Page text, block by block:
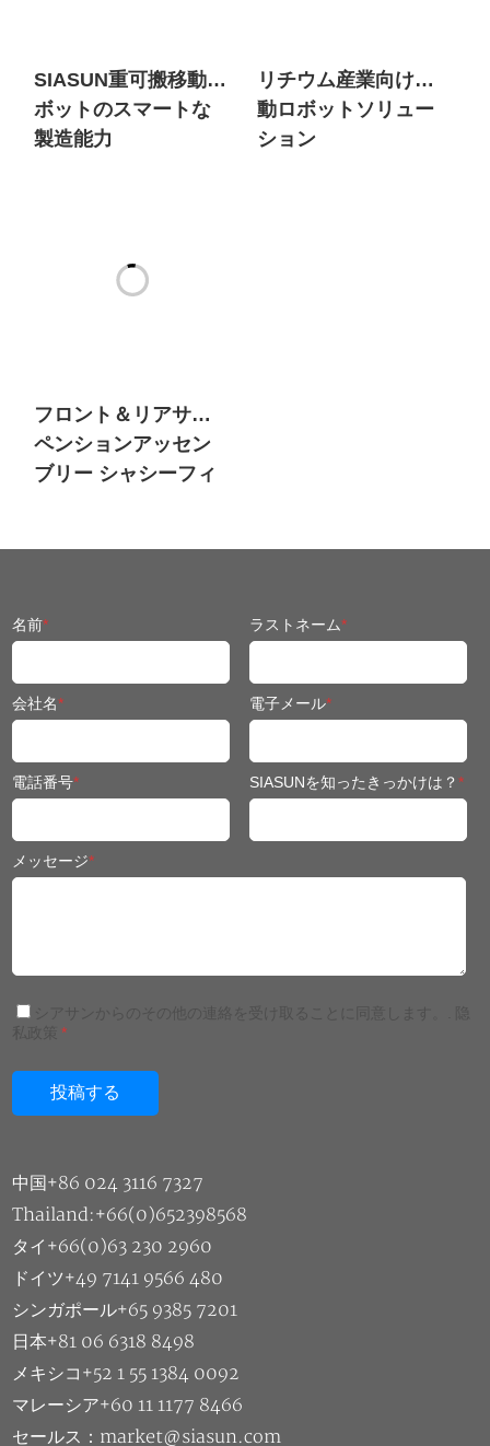
SIASUN重可搬移動ロ
ボットのスマートな
製造能力
リチウム産業向け移
動ロボットソリュー
ション
フロント＆リアサス
ペンションアッセン
ブリー シャシーフィ
名前* ラストネーム*
会社名* 電子メール*
電話番号* SIASUNを知ったきっかけは？*
メッセージ*
*
中国+86 024 3116 7327
Thailand:+66(0)652398568
タイ+66(0)63 230 2960
ドイツ+49 7141 9566 480
シンガポール+65 9385 7201
日本+81 06 6318 8498
メキシコ+52 1 55 1384 0092
マレーシア+60 11 1177 8466
セールス：market@siasun.com